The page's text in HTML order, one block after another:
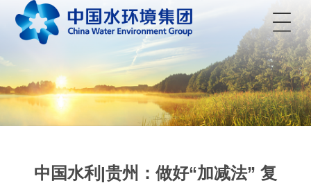
菜单
中国水利|贵州：做好“加减法” 复